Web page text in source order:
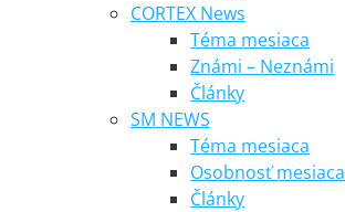
CORTEX News
Téma mesiaca
Známi – Neznámi
Články
SM NEWS
Téma mesiaca
Osobnosť mesiaca
Články